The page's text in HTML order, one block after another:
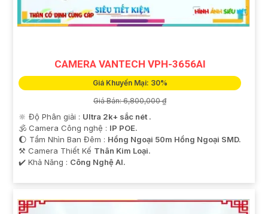
CAMERA VANTECH VPH-3656AI
Giá Khuyến Mại: 30%
Giá Bán: 6,800,000 ₫
🔆 Độ Phân giải : Ultra 2k+ sắc nét .
🕉️ Camera Công nghệ : IP POE.
🌔 Tầm Nhìn Ban Đêm : Hồng Ngoại 50m Hồng Ngoại SMD.
⚒ Camera Thiết Kế Thân Kim Loại.
️✔️ Khả Năng : Công Nghệ AI.